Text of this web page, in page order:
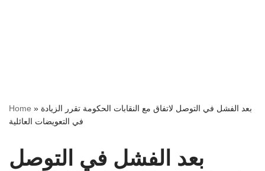
Home » بعد الفشل في التوصل لاتفاق مع النقابات الحكومة تقرر الزيادة
في التعويضات العائلية
بعد الفشل في التوصل